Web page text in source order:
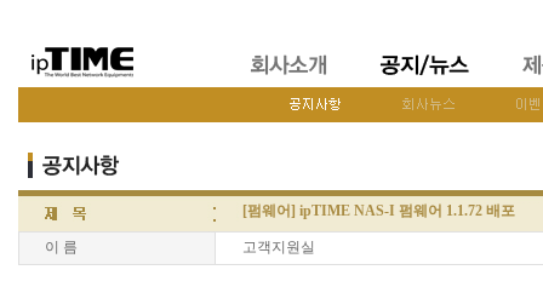
[펌웨어] ipTIME NAS-I 펌웨어 1.1.72 배포
이 름 고객지원실